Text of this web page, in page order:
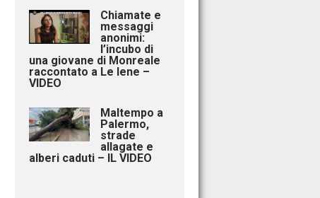
Chiamate e
messaggi
anonimi:
l’incubo di
una giovane di Monreale
raccontato a Le Iene –
VIDEO
Maltempo a
Palermo,
strade
allagate e
alberi caduti – IL VIDEO